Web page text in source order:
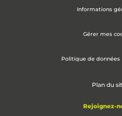
Informations
Gérer mes
Politique de données
Plan du
Rejoignez-